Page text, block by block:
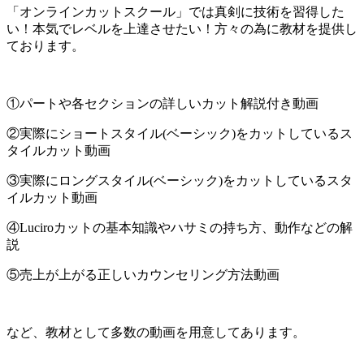
「オンラインカットスクール」では真剣に技術を習得した
い！本気でレベルを上達させたい！方々の為に教材を提供し
ております。
①パートや各セクションの詳しいカット解説付き動画
②実際にショートスタイル(ベーシック)をカットしているス
タイルカット動画
③実際にロングスタイル(ベーシック)をカットしているスタ
イルカット動画
④Luciroカットの基本知識やハサミの持ち方、動作などの解
説
⑤売上が上がる正しいカウンセリング方法動画
など、教材として多数の動画を用意してあります。